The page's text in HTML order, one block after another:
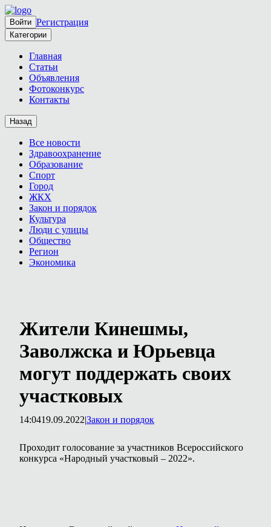
Войти Регистрация
Категории
Главная
Статьи
Объявления
Фотоконкурс
Контакты
Назад
Все новости
Здравоохранение
Образование
Спорт
Город
ЖКХ
Закон и порядок
Культура
Люди с улицы
Общество
Регион
Экономика
Жители Кинешмы,
Заволжска и Юрьевца
могут поддержать своих
участковых
14:0419.09.2022|Закон и порядок
Проходит голосование за участников Всероссийского
конкурса «Народный участковый – 2022».